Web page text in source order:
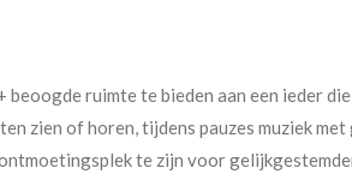
beoogde ruimte te bieden aan een ieder
zien of horen, tijdens pauzes muziek
te zijn voor